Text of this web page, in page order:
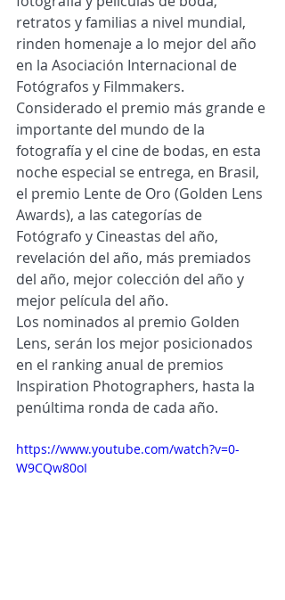
retratos y familias a nivel mundial,
rinden homenaje a lo mejor del año
en la Asociación Internacional de
Fotógrafos y Filmmakers.
Considerado el premio más grande e
importante del mundo de la
fotografía y el cine de bodas, en esta
noche especial se entrega, en Brasil,
el premio Lente de Oro (Golden Lens
Awards), a las categorías de
Fotógrafo y Cineastas del año,
revelación del año, más premiados
del año, mejor colección del año y
mejor película del año.
Los nominados al premio Golden
Lens, serán los mejor posicionados
en el ranking anual de premios
Inspiration Photographers, hasta la
penúltima ronda de cada año.
https://www.youtube.com/watch?v=0-
W9CQw80oI